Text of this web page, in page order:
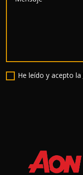
He leído y acepto la